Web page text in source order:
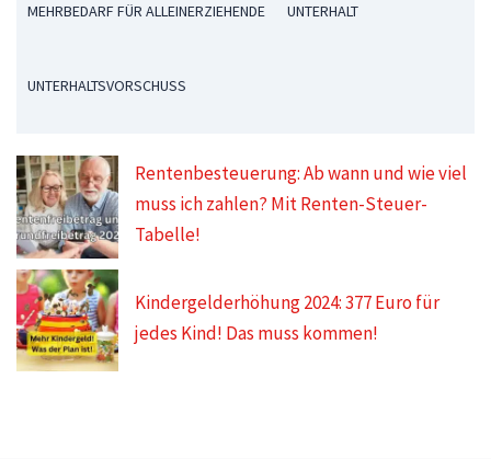
MEHRBEDARF FÜR ALLEINERZIEHENDE UNTERHALT
UNTERHALTSVORSCHUSS
Rentenbesteuerung: Ab wann und wie viel
muss ich zahlen? Mit Renten-Steuer-
Tabelle!
Kindergelderhöhung 2024: 377 Euro für
jedes Kind! Das muss kommen!